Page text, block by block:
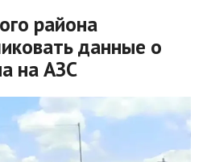
района
данные о
на АЗС